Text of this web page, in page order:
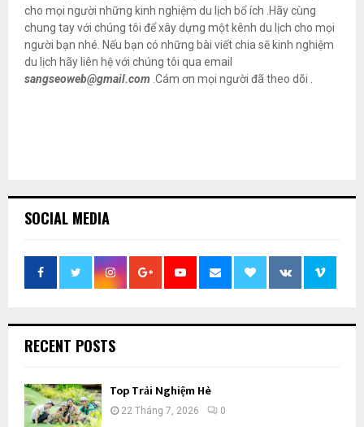
cho mọi người những kinh nghiệm du lịch bổ ích .Hãy cùng
chung tay với chúng tôi để xây dựng một kênh du lịch cho mọi
người bạn nhé. Nếu bạn có những bài viết chia sẽ kinh nghiệm
du lịch hãy liên hệ với chúng tôi qua email
sangseoweb@gmail.com .Cám ơn mọi người đã theo dõi .
SOCIAL MEDIA
RECENT POSTS
Top Trải Nghiệm Hè
22 Tháng 7, 2026 0